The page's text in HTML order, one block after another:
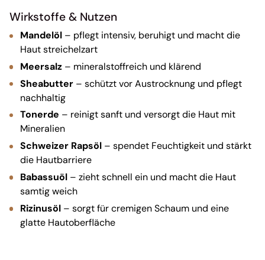
Wirkstoffe & Nutzen
Mandelöl– pflegt intensiv, beruhigt und macht die
Haut streichelzart
Meersalz– mineralstoffreich und klärend
Sheabutter– schützt vor Austrocknung und pflegt
nachhaltig
Tonerde – reinigt sanft und versorgt die Haut mit
Mineralien
Schweizer Rapsöl– spendet Feuchtigkeit und stärkt
die Hautbarriere
Babassuöl– zieht schnell ein und macht die Haut
samtig weich
Rizinusöl– sorgt für cremigen Schaum und eine
glatte Hautoberfläche